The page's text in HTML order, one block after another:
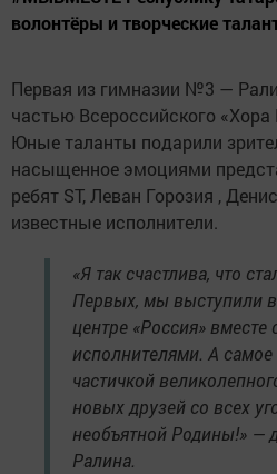
волонтёры и творческие
Первая из гимназии №3 —
частью Всероссийского
Юные таланты подарили
насыщенное эмоциями
ребят ST, Леван Горозия ,
известные исполнители.
«Я так счастлива, что
Первых, мы выступили
центре «Россия»
исполнителями. А самое
частичкой
новых друзей со всех
необъятной Родины!» —
Ралина.